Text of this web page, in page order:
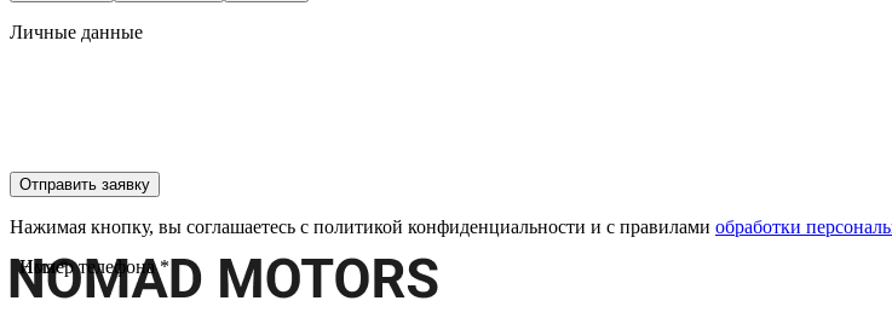
Личные данные
Имя *
Номер телефона *
Отправить заявку
Нажимая кнопку, вы соглашаетесь с политикой конфиденциальности и с правилами обработки